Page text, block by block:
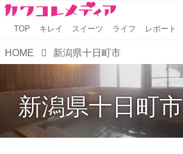
TOP キレイ スイーツ ライフ レポート
HOME 新潟県十日町市
新潟県十日町市